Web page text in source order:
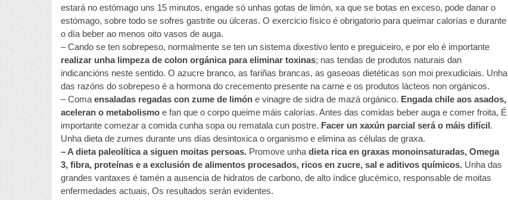
estará no estómago uns 15 minutos, engade só unhas gotas de limón, xa que se botas en exceso, pode danar o
estómago, sobre todo se sofres gastrite ou úlceras. O exercicio físico é obrigatorio para queimar calorías e durante
o día beber ao menos oito vasos de auga.
– Cando se ten sobrepeso, normalmente se ten un sistema dixestivo lento e preguiceiro, e por elo é importante
realizar unha limpeza de colon orgánica para eliminar toxinas; nas tendas de produtos naturais dan
indicancións neste sentido. O azucre branco, as fariñas brancas, as gaseoas dietéticas son moi prexudiciais. Unha
das razóns do sobrepeso é a hormona do crecemento presente na carne e os produtos lácteos non orgánicos.
– Coma ensaladas regadas con zume de limón e vinagre de sidra de mazá orgánico. Engada chile aos asados,
aceleran o metabolismo e fan que o corpo queime máis calorías. Antes das comidas beber auga e comer froita, É
importante comezar a comida cunha sopa ou rematala cun postre. Facer un xaxún parcial será o máis difícil.
Unha dieta de zumes durante uns días desintoxica o organismo e elimina as células de graxa.
– A dieta paleolítica a siguen moitas persoas. Promove unha dieta rica en graxas monoinsaturadas, Omega
3, fibra, proteínas e a exclusión de alimentos procesados, ricos en zucre, sal e aditivos químicos. Unha das
grandes vantaxes é tamén a ausencia de hidratos de carbono, de alto índice glucémico, responsable de moitas
enfermedades actuais, Os resultados serán evidentes.